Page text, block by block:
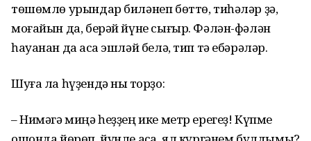
төшөмлө урындар биләнеп бөттө, тиһәләр ҙә,
моғайын да, берәй йүне сығыр. Фәлән-фәлән
һауанан да аҡса эшләй белә, тип тә ебәрәләр.
Шуға ла һүҙендә ныҡ торҙо:
– Нимәгә миңә һеҙҙең ике метр ерегеҙ! Күпме